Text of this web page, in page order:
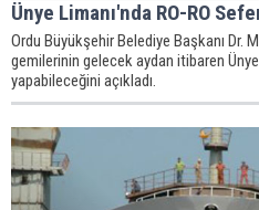
Ünye Limanı'nda RO-RO
Ordu Büyükşehir Belediye Başkanı Dr.
gemilerinin gelecek aydan itibaren
yapabileceğini açıkladı.